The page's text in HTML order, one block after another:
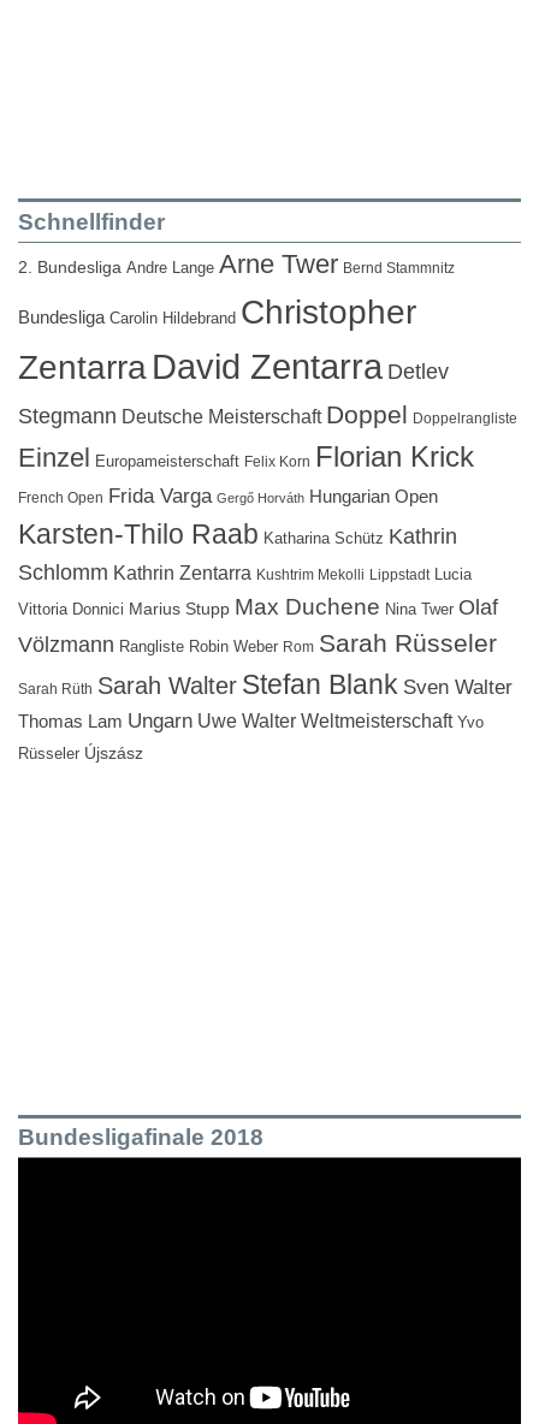
Schnellfinder
2. Bundesliga Andre Lange Arne Twer Bernd Stammnitz
Bundesliga Carolin Hildebrand Christopher
ZentarraDavid Zentarra Detlev
Stegmann Deutsche Meisterschaft Doppel Doppelrangliste
Einzel Europameisterschaft Felix Korn Florian Krick
French Open Frida Varga Gergő Horváth Hungarian Open
Karsten-Thilo Raab Katharina Schütz Kathrin
Schlomm Kathrin Zentarra Kushtrim Mekolli Lippstadt Lucia
Vittoria Donnici Marius Stupp Max Duchene Nina Twer Olaf
Völzmann Rangliste Robin Weber Rom Sarah Rüsseler
Sarah Rüth Sarah Walter Stefan Blank Sven Walter
Thomas Lam Ungarn Uwe Walter Weltmeisterschaft Yvo
Rüsseler Újszász
Bundesligafinale 2018